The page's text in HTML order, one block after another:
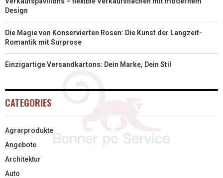
Design
Die Magie von Konservierten Rosen: Die Kunst der Langzeit-
Romantik mit Surprose
Einzigartige Versandkartons: Dein Marke, Dein Stil
CATEGORIES
Agrarprodukte
Angebote
Architektur
Auto